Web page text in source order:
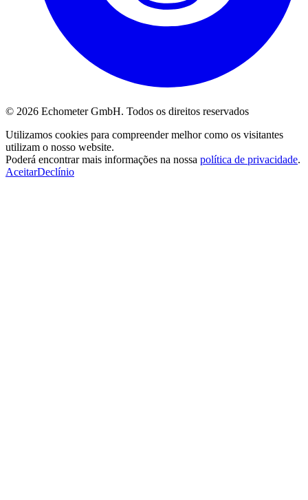
© 2026 Echometer GmbH. Todos os direitos reservados
Utilizamos cookies para compreender melhor como os visitantes
utilizam o nosso website.
Poderá encontrar mais informações na nossa política de privacidade.
AceitarDeclínio